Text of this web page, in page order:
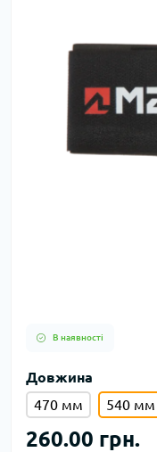
В наявності
Довжина
470 мм
540 мм
260.00 грн.